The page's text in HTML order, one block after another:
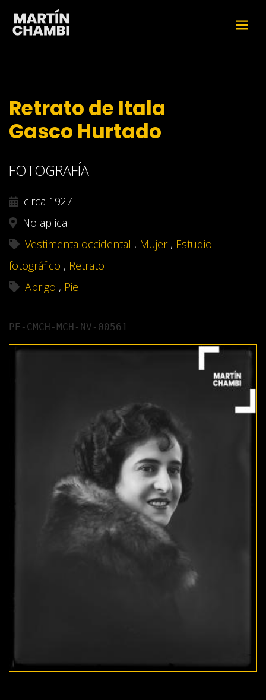
Retrato de Itala
Gasco Hurtado
FOTOGRAFÍA
circa 1927
No aplica
Vestimenta occidental , Mujer, Estudio
fotográfico , Retrato
Abrigo , Piel
PE-CMCH-MCH-NV-00561